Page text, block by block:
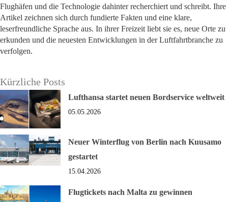
Flughäfen und die Technologie dahinter recherchiert und schreibt. Ihre
Artikel zeichnen sich durch fundierte Fakten und eine klare,
leserfreundliche Sprache aus. In ihrer Freizeit liebt sie es, neue Orte zu
erkunden und die neuesten Entwicklungen in der Luftfahrtbranche zu
verfolgen.
Kürzliche Posts
Lufthansa startet neuen Bordservice weltweit
05.05.2026
Neuer Winterflug von Berlin nach Kuusamo
gestartet
15.04.2026
Flugtickets nach Malta zu gewinnen